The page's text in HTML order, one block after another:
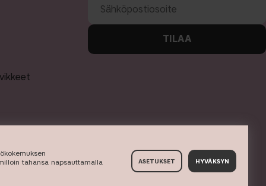
TILAA
tahansa napsauttamalla
ASETUKSET HYVÄKSYN